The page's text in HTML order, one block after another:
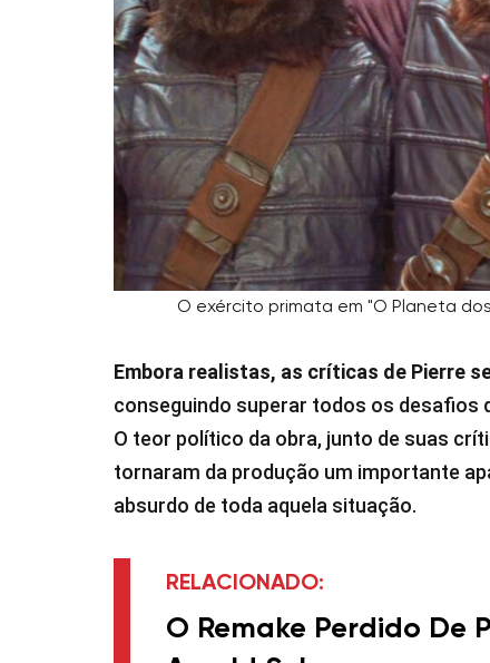
O exército primata em "O Planeta
Embora realistas, as críticas de Pierre
conseguindo superar todos os desafios
O teor político da obra, junto de suas
tornaram da produção um importante
absurdo de toda aquela situação.
RELACIONADO:
O Remake Perdido De